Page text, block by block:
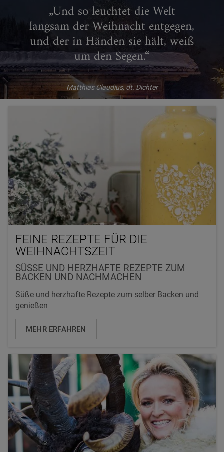
„Und so leuchtet die Welt
langsam der Weihnacht entgegen,
und der in Händen sie hält, weiß
um den Segen.“
Matthias Claudius, dt. Dichter
FEINE REZEPTE FÜR DIE
WEIHNACHTSZEIT
SÜSSE UND HERZHAFTE REZEPTE ZUM B
ACKEN UND NACHMACHEN
Süße und herzhafte Rezepte zum selber Backen und
genießen
MEHR ERFAHREN